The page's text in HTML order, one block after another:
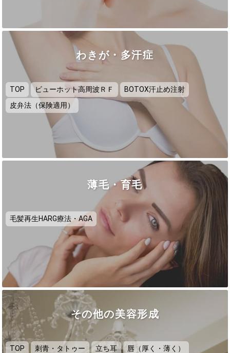
わきが・多汗症
TOP ビューホット高周波ＲＦ
BOTOX汗止め注射
皮弁法（保険適用）
薄毛・育毛
毛髪再生HARG療法・AGA
その他の美容形成
TOP 刺青・タトゥー 立ち耳
唇（厚く・薄く）